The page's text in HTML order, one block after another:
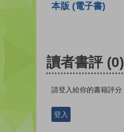
本版 (電子書)
讀者書評 (0)
請登入給你的書籍評分
登入